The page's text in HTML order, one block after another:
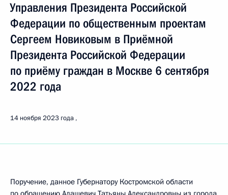
Управления Президента Российской
Федерации по общественным проектам
Сергеем Новиковым в Приёмной
Президента Российской Федерации
по приёму граждан в Москве 6 сентября
2022 года
14 ноября 2023 года
Поручение, данное Губернатору Костромской области